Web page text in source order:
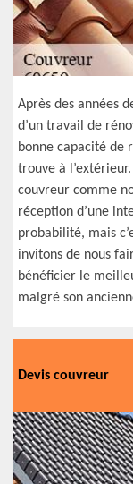
Après des années
d’un travail de
bonne capacité de
trouve à
couvreur comme
réception d’une
probabilité, mais
invitons de nous
bénéficier le
malgré son
Devis couvreur